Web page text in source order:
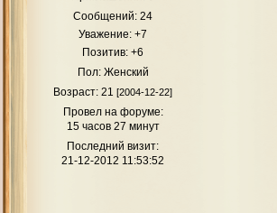
Как театр начинается с вешалки,
Сообщений: 24
Уважение: +7
Позитив: +6
Пол:Женский
Возраст: 21 [2004-12-22]
Провел на форуме:
15 часов 27 минут
Последний визит:
21-12-2012 11:53:52